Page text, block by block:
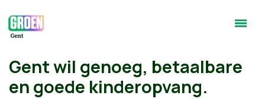
Gent wil genoeg, betaalbare
en goede kinderopvang.